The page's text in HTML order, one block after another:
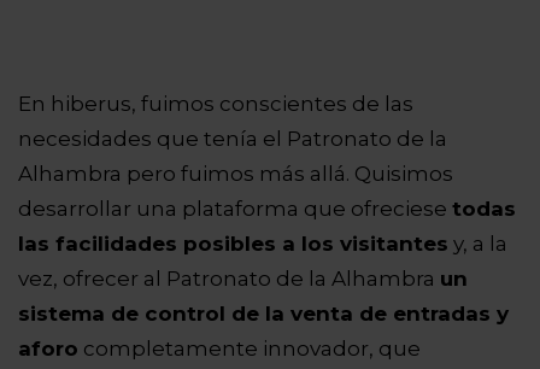
En hiberus, fuimos conscientes de las
necesidades que tenía el Patronato de la
Alhambra pero fuimos más allá. Quisimos
desarrollar una plataforma que ofreciese todas
las facilidades posibles a los visitantes y, a la
vez, ofrecer al Patronato de la Alhambra un
sistema de control de la venta de entradas y
aforo completamente innovador, que